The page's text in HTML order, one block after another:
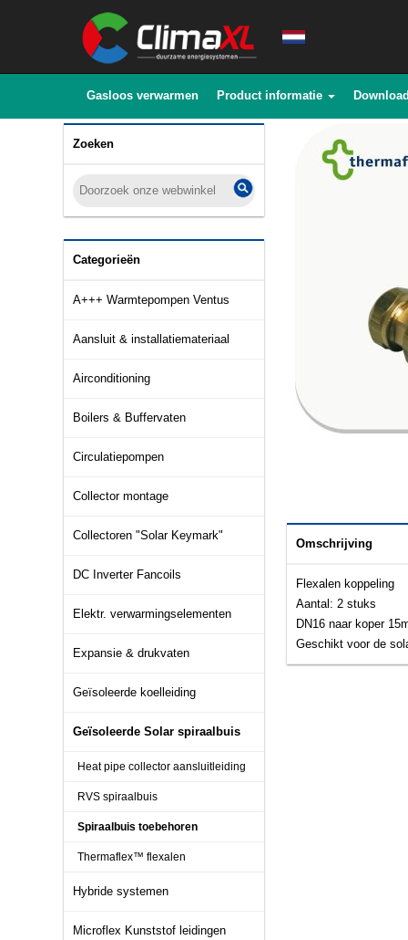
Gasloos verwarmen Product informatie
Zoeken
Categorieën
A+++ Warmtepompen Ventus
Aansluit & installatiemateriaal
Airconditioning
Boilers & Buffervaten
Circulatiepompen
Collector montage
Collectoren "Solar Keymark"
DC Inverter Fancoils
Elektr. verwarmingselementen
Expansie & drukvaten
Geïsoleerde koelleiding
Geïsoleerde Solar spiraalbuis
Heat pipe collector aansluitleiding
RVS spiraalbuis
Spiraalbuis toebehoren
Thermaflex™ flexalen
Hybride systemen
Microflex Kunststof leidingen
Omschrijving
Flexalen koppeling
Aantal: 2 stuks
DN16 naar koper
Geschikt voor de